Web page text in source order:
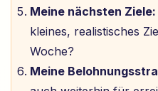
Meine nächsten Ziele:
kleines, realistisches
Woche?
Meine